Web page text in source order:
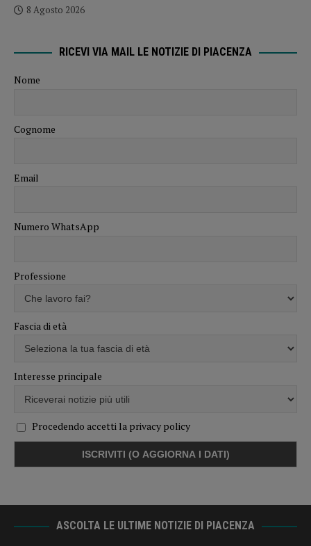
8 Agosto 2026
RICEVI VIA MAIL LE NOTIZIE DI PIACENZA
Nome
Cognome
Email
Numero WhatsApp
Professione
Fascia di età
Interesse principale
Procedendo accetti la privacy policy
ASCOLTA LE ULTIME NOTIZIE DI PIACENZA